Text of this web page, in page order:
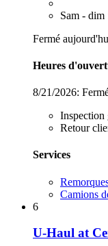
Sam - dim
Fermé
Heures
8/21/2026:
Inspection
Retour
Services
Camions
6
U-Haul at